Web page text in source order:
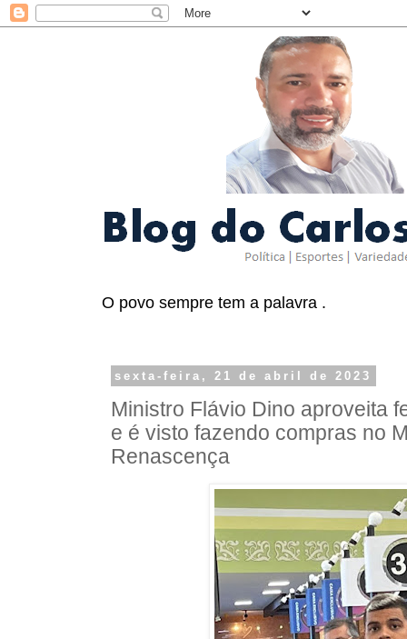
O povo sempre tem a palavra .
sexta-feira, 21 de abril de 2023
Ministro Flávio Dino aproveita
e é visto fazendo compras no
Renascença